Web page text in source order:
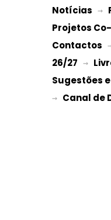
Notícias →
Projetos
Contactos
26/27 →
Sugestões
→